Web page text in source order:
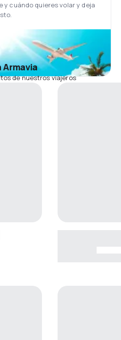
y cuándo quieres volar y deja
Armavia
de nuestros viajeros